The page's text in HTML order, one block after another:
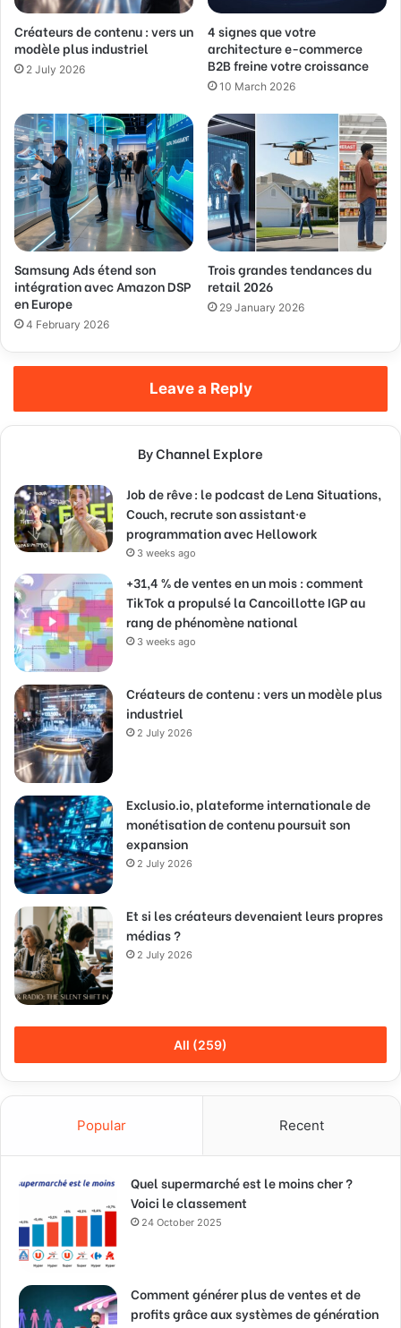
d
r
e
s
Créateurs de contenu : vers un
modèle plus industriel
2 July 2026
4 signes que votre
architecture e-commerce
B2B freine votre croissance
10 March 2026
Samsung Ads étend son
intégration avec Amazon DSP
en Europe
4 February 2026
Trois grandes tendances du
retail 2026
29 January 2026
Leave a Reply
By Channel Explore
Job de rêve : le podcast de Lena Situations,
Couch, recrute son assistant·e
programmation avec Hellowork
3 weeks ago
+31,4 % de ventes en un mois : comment
TikTok a propulsé la Cancoillotte IGP au
rang de phénomène national
3 weeks ago
Créateurs de contenu : vers un modèle plus
industriel
2 July 2026
Exclusio.io, plateforme internationale de
monétisation de contenu poursuit son
expansion
2 July 2026
Et si les créateurs devenaient leurs propres
médias ?
2 July 2026
All (259)
Popular Recent
Quel supermarché est le moins cher ?
Voici le classement
24 October 2025
Comment générer plus de ventes et de
profits grâce aux systèmes de génération